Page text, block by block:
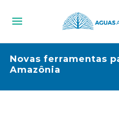
Novas ferramentas
Amazônia